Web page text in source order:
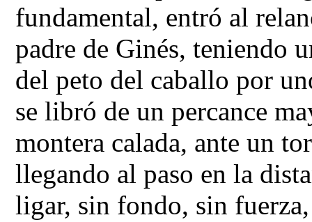
fundamental, entró al
padre de Ginés, teniendo
del peto del caballo por
se libró de un percance
montera calada, ante un
llegando al paso en la
ligar, sin fondo, sin